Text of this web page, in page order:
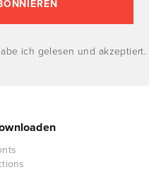
ich gelesen und akzeptiert.